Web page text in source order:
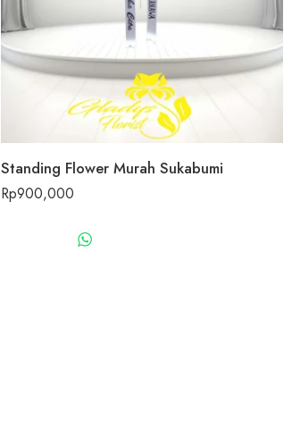
Standing Flower Murah Sukabumi
Rp900,000